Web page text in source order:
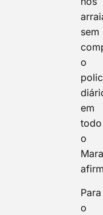
sem
o
em
todo
o
Para
o